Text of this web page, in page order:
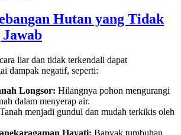
Hutan yang Tidak
liar dan tidak terkendali dapat
dampak negatif, seperti:
Longsor: Hilangnya pohon mengurangi
dalam menyerap air.
Tanah menjadi gundul dan mudah terkikis oleh
Hayati: Banyak tumbuhan